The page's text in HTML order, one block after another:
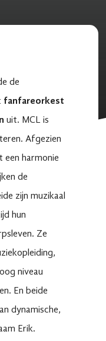
de
fanfareorkest
uit. MCL is
Afgezien
harmonie
de
zijn muzikaal
hun
Ze
niveau
En beide
dynamische,
Erik.